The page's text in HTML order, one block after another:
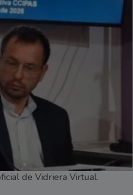
de Vidriera Virtual.